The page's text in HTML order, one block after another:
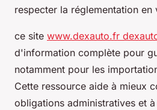
respecter la réglementation en
ce site www.dexauto.fr
d'information complète pour
notamment pour les
Cette ressource aide à mieux
obligations administratives et